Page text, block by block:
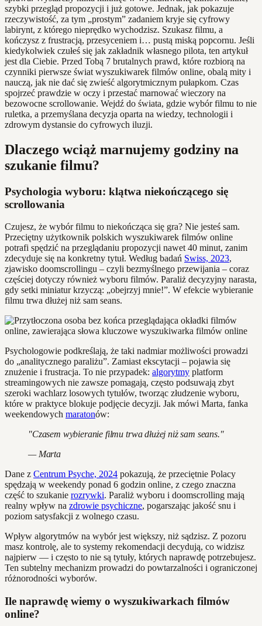
szybki przegląd propozycji i już gotowe. Jednak, jak pokazuje
rzeczywistość, za tym „prostym” zadaniem kryje się cyfrowy
labirynt, z którego nieprędko wychodzisz. Szukasz filmu, a
kończysz z frustracją, przesyceniem i… pustą miską popcornu. Jeśli
kiedykolwiek czułeś się jak zakładnik własnego pilota, ten artykuł
jest dla Ciebie. Przed Tobą 7 brutalnych prawd, które rozbiorą na
czynniki pierwsze świat wyszukiwarek filmów online, obalą mity i
nauczą, jak nie dać się zwieść algorytmicznym pułapkom. Czas
spojrzeć prawdzie w oczy i przestać marnować wieczory na
bezowocne scrollowanie. Wejdź do świata, gdzie wybór filmu to nie
ruletka, a przemyślana decyzja oparta na wiedzy, technologii i
zdrowym dystansie do cyfrowych iluzji.
Dlaczego wciąż marnujemy godziny na
szukanie filmu?
Psychologia wyboru: klątwa niekończącego się
scrollowania
Czujesz, że wybór filmu to niekończąca się gra? Nie jesteś sam.
Przeciętny użytkownik polskich wyszukiwarek filmów online
potrafi spędzić na przeglądaniu propozycji nawet 40 minut, zanim
zdecyduje się na konkretny tytuł. Według badań Swiss, 2023,
zjawisko doomscrollingu – czyli bezmyślnego przewijania – coraz
częściej dotyczy również wyboru filmów. Paraliż decyzyjny narasta,
gdy setki miniatur krzyczą: „obejrzyj mnie!”. W efekcie wybieranie
filmu trwa dłużej niż sam seans.
Psychologowie podkreślają, że taki nadmiar możliwości prowadzi
do „analitycznego paraliżu”. Zamiast ekscytacji – pojawia się
znużenie i frustracja. To nie przypadek: algorytmy platform
streamingowych nie zawsze pomagają, często podsuwają zbyt
szeroki wachlarz losowych tytułów, tworząc złudzenie wyboru,
które w praktyce blokuje podjęcie decyzji. Jak mówi Marta, fanka
weekendowych maratonów:
"Czasem wybieranie filmu trwa dłużej niż sam seans."
— Marta
Dane z Centrum Psyche, 2024 pokazują, że przeciętnie Polacy
spędzają w weekendy ponad 6 godzin online, z czego znaczna
część to szukanie rozrywki. Paraliż wyboru i doomscrolling mają
realny wpływ na zdrowie psychiczne, pogarszając jakość snu i
poziom satysfakcji z wolnego czasu.
Wpływ algorytmów na wybór jest większy, niż sądzisz. Z pozoru
masz kontrolę, ale to systemy rekomendacji decydują, co widzisz
najpierw — i często to nie są tytuły, których naprawdę potrzebujesz.
Ten subtelny mechanizm prowadzi do powtarzalności i ograniczonej
różnorodności wyborów.
Ile naprawdę wiemy o wyszukiwarkach filmów
online?